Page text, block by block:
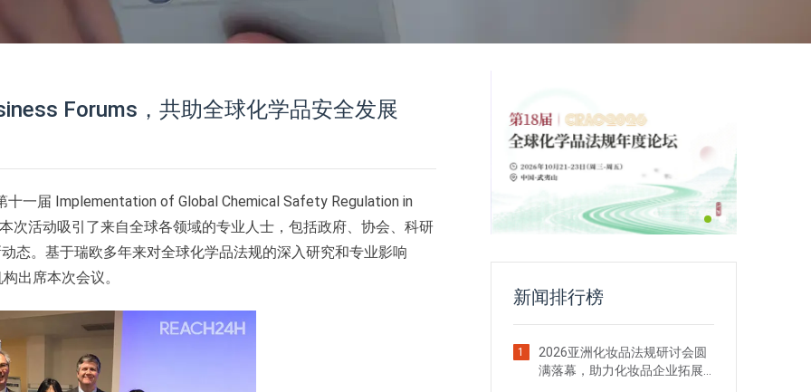
Forums，共助全球化学品安全发展
一届 Implementation of Global Chemical Safety Regulation in
次活动吸引了来自全球各领域的专业人士，包括政府、协会、科研
态。基于瑞欧多年来对全球化学品法规的深入研究和专业影响
出席本次会议。
新闻排行榜
1
2026亚洲化妆品法规研讨会圆
满落幕，助力化妆品企业拓展